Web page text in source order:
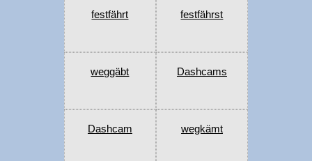
festfährt festfährst
weggäbt Dashcams
Dashcam wegkämt